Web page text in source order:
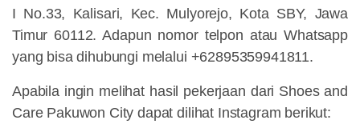
I No.33, Kalisari, Kec. Mulyorejo, Kota SBY, Jawa
Timur 60112. Adapun nomor telpon atau Whatsapp
yang bisa dihubungi melalui +62895359941811.
Apabila ingin melihat hasil pekerjaan dari Shoes and
Care Pakuwon City dapat dilihat Instagram berikut: